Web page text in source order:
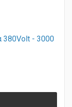
380Volt - 3000